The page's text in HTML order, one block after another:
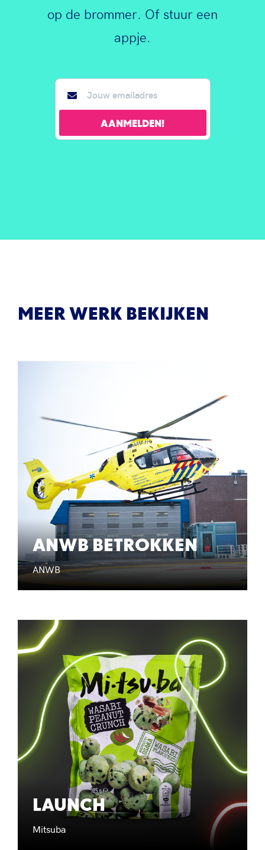
op de brommer. Of stuur een
appje.
MEER WERK BEKIJKEN
ANWB BETROKKEN
ANWB
LAUNCH
Mitsuba